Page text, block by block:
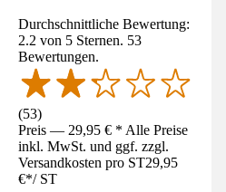
Durchschnittliche Bewertung:
2.2 von 5 Sternen. 53
Bewertungen.
(53)
Preis — 29,95 € * Alle Preise
inkl. MwSt. und ggf. zzgl.
Versandkosten pro ST29,95
€*/ ST